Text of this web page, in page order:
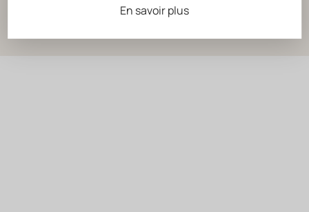
En savoir plus